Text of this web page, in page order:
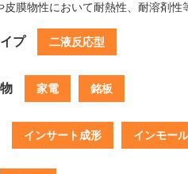
皮膜物性において耐熱性、耐溶剤性
プ 二液反応型
家電 銘板
インサート成形 インモー